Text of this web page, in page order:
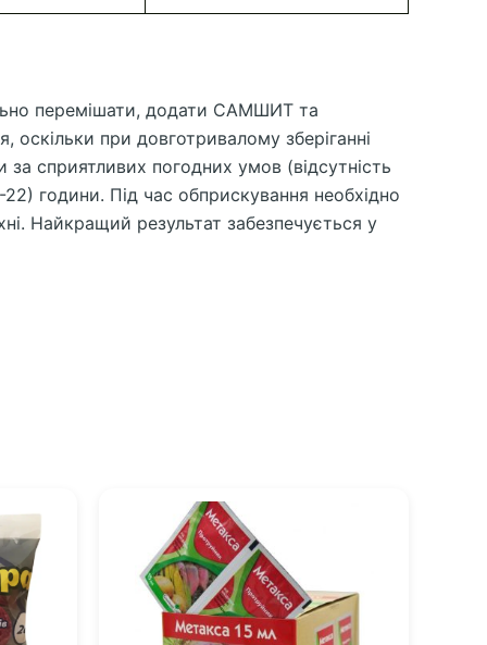
перемішати, додати САМШИТ та
при довготривалому зберіганні
сприятливих погодних умов (відсутність
години. Під час обприскування необхідно
Найкращий результат забезпечується у